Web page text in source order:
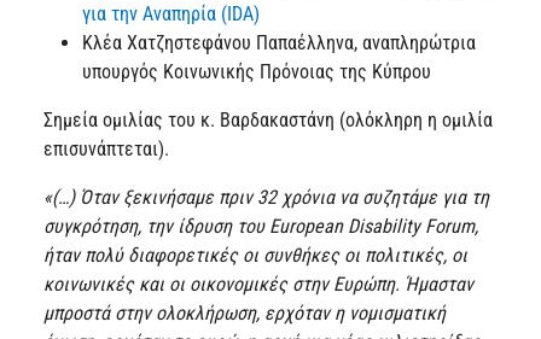
για την Αναπηρία (IDA)
Κλέα Χατζηστεφάνου Παπαέλληνα, αναπληρώτρια
υπουργός Κοινωνικής Πρόνοιας της Κύπρου
Σημεία ομιλίας του κ. Βαρδακαστάνη (ολόκληρη η ομιλία
επισυνάπτεται).
«(…) Όταν ξεκινήσαμε πριν 32 χρόνια να συζητάμε για τη
συγκρότηση, την ίδρυση του European Disability Forum,
ήταν πολύ διαφορετικές οι συνθήκες οι πολιτικές, οι
κοινωνικές και οι οικονομικές στην Ευρώπη. Ήμασταν
μπροστά στην ολοκλήρωση, ερχόταν η νομισματική